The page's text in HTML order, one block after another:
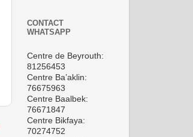
CONTACT
WHATSAPP
Centre de Beyrouth:
81256453
Centre Ba’aklin:
76675963
Centre Baalbek:
76671847
Centre Bikfaya:
70274752